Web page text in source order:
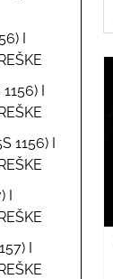
I
I
1156) I
I
I